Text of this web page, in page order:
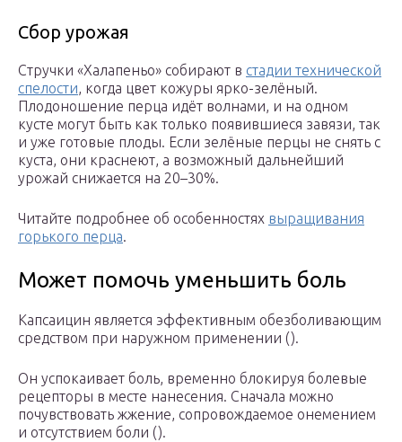
Сбор урожая
Стручки «Халапеньо» собирают в стадии технической
спелости, когда цвет кожуры ярко-зелёный.
Плодоношение перца идёт волнами, и на одном
кусте могут быть как только появившиеся завязи, так
и уже готовые плоды. Если зелёные перцы не снять с
куста, они краснеют, а возможный дальнейший
урожай снижается на 20–30%.
Читайте подробнее об особенностях выращивания
горького перца.
Может помочь уменьшить боль
Капсаицин является эффективным обезболивающим
средством при наружном применении ().
Он успокаивает боль, временно блокируя болевые
рецепторы в месте нанесения. Сначала можно
почувствовать жжение, сопровождаемое онемением
и отсутствием боли ().